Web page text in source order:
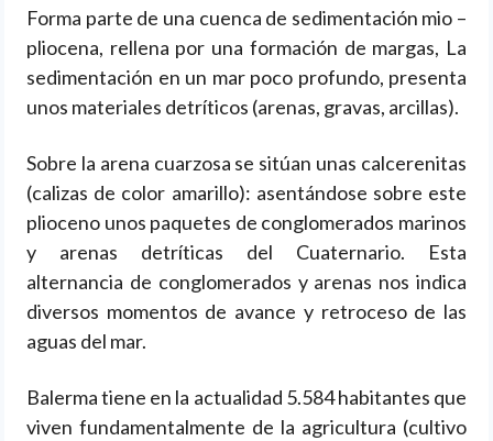
Forma parte de una cuenca de sedimentación mio –
pliocena, rellena por una formación de margas, La
sedimentación en un mar poco profundo, presenta
unos materiales detríticos (arenas, gravas, arcillas).
Sobre la arena cuarzosa se sitúan unas calcerenitas
(calizas de color amarillo): asentándose sobre este
plioceno unos paquetes de conglomerados marinos
y arenas detríticas del Cuaternario. Esta
alternancia de conglomerados y arenas nos indica
diversos momentos de avance y retroceso de las
aguas del mar.
Balerma tiene en la actualidad 5.584 habitantes que
viven fundamentalmente de la agricultura (cultivo